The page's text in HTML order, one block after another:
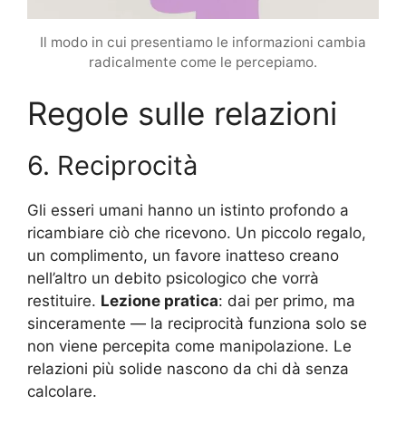
Il modo in cui presentiamo le informazioni cambia
radicalmente come le percepiamo.
Regole sulle relazioni
6. Reciprocità
Gli esseri umani hanno un istinto profondo a
ricambiare ciò che ricevono. Un piccolo regalo,
un complimento, un favore inatteso creano
nell’altro un debito psicologico che vorrà
restituire. Lezione pratica: dai per primo, ma
sinceramente — la reciprocità funziona solo se
non viene percepita come manipolazione. Le
relazioni più solide nascono da chi dà senza
calcolare.